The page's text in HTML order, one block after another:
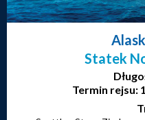
Statek
Termin rejsu: